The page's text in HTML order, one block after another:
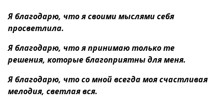
Я благодарю, что я своими мыслями себя
просветлила.
Я благодарю, что я принимаю только те
решения, которые благоприятны для меня.
Я благодарю, что со мной всегда моя счастливая
мелодия, светлая вся.